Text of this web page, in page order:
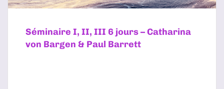
Séminaire I, II, III 6 jours – Catharina
von Bargen & Paul Barrett